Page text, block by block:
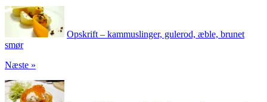
Opskrift – kammuslinger, gulerod, æble, brunet
smør
Næste »